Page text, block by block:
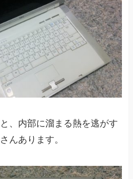
、内部に溜まる熱を逃がす
んあります。